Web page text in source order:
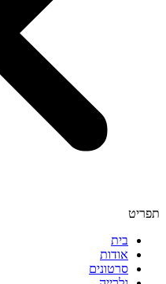
תפריט
בית
אודות
סרטונים